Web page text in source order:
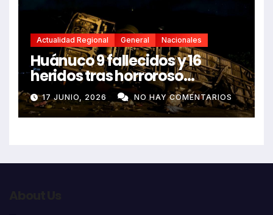
Actualidad Regional General Nacionales
Huánuco 9 fallecidos y 16
heridos tras horroroso
despiste de bus Real Chancas
que impactó contra vivienda
17 JUNIO, 2026 NO HAY COMENTARIOS